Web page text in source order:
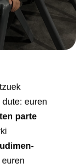
dute: euren
parte